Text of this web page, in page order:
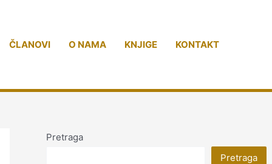
ČLANOVI O NAMA KNJIGE KONTAKT
Pretraga
Pretraga